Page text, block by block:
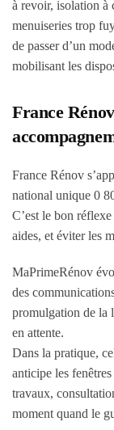
à revoir, isolation à
menuiseries trop
de passer d’un
mobilisant les
France
France Rénov
national unique 0
C’est le bon
aides, et éviter les
MaPrimeRénov
des
promulgation de la
en attente.
Dans la pratique,
anticipe les
travaux,
moment quand le